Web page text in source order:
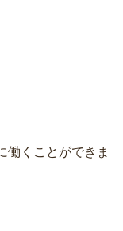
働くことができま